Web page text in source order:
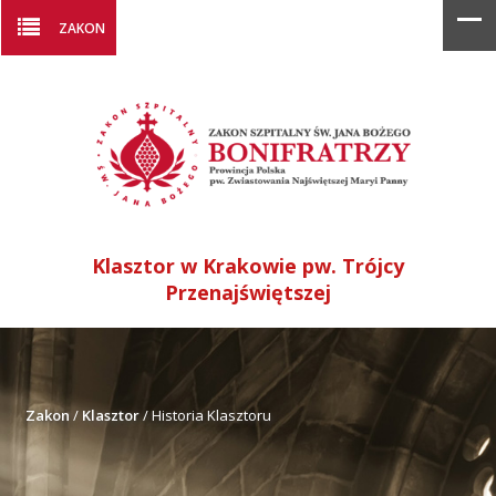
ZAKON
Klasztor w Krakowie pw. Trójcy
Przenajświętszej
Zakon / Klasztor/Historia Klasztoru